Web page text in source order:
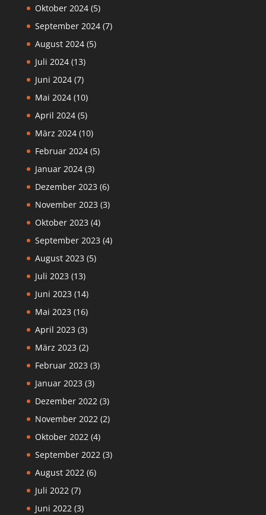
Oktober 2024(5)
September 2024(7)
August 2024(5)
Juli 2024(13)
Juni 2024(7)
Mai 2024(10)
April 2024(5)
März 2024(10)
Februar 2024(5)
Januar 2024(3)
Dezember 2023 (6)
November 2023 (3)
Oktober 2023 (4)
September 2023 (4)
August 2023 (5)
Juli 2023 (13)
Juni 2023 (14)
Mai 2023 (16)
April 2023 (3)
März 2023 (2)
Februar 2023 (3)
Januar 2023 (3)
Dezember 2022(3)
November 2022(2)
Oktober 2022(4)
September 2022(3)
August 2022(6)
Juli 2022(7)
Juni 2022(3)